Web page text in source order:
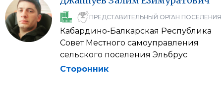
ПРЕДСТАВИТЕЛЬНЫЙ ОРГАН ПОСЕЛЕНИЯ
Кабардино-Балкарская Республика
Совет Местного самоуправления
сельского поселения Эльбрус
Сторонник